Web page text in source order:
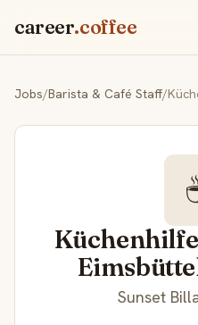
career.coffee
Jobs/Barista & Café Staff/
Sunset